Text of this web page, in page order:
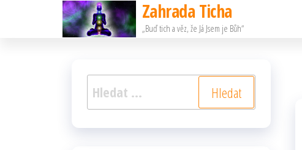
Zahrada Ticha
„Buď tich a věz, že Já Jsem je Bůh“
Vyhledávání